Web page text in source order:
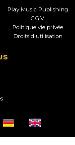
Play Music Publishing
C.G.V.
Politique vie privée
Droits d'utilisation